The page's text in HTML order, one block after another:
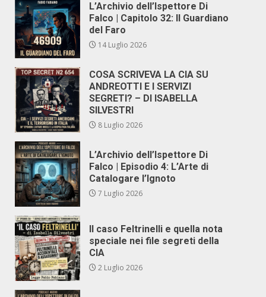
L’Archivio dell’Ispettore Di
Falco | Capitolo 32: Il Guardiano
del Faro
14 Luglio 2026
COSA SCRIVEVA LA CIA SU
ANDREOTTI E I SERVIZI
SEGRETI? – DI ISABELLA
SILVESTRI
8 Luglio 2026
L’Archivio dell’Ispettore Di
Falco | Episodio 4: L’Arte di
Catalogare l’Ignoto
7 Luglio 2026
Il caso Feltrinelli e quella nota
speciale nei file segreti della
CIA
2 Luglio 2026